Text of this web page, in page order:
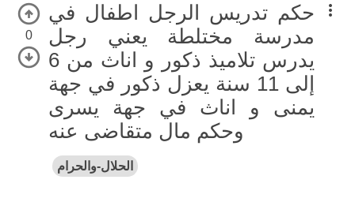
0
حكم تدريس الرجل اطفال في
مدرسة مختلطة يعني رجل
يدرس تلاميذ ذكور و اناث من 6
إلى 11 سنة يعزل ذكور في جهة
يمنى و اناث في جهة يسرى
وحكم مال متقاضى عنه
الحلال-والحرام